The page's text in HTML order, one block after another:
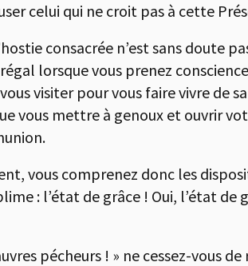
celui qui ne croit pas à cette
consacrée n’est sans doute
lorsque vous prenez
visiter pour vous faire vivre de
vous mettre à genoux et ouvrir
vous comprenez donc les
: l’état de grâce ! Oui, l’état
pécheurs ! » ne cessez-vous